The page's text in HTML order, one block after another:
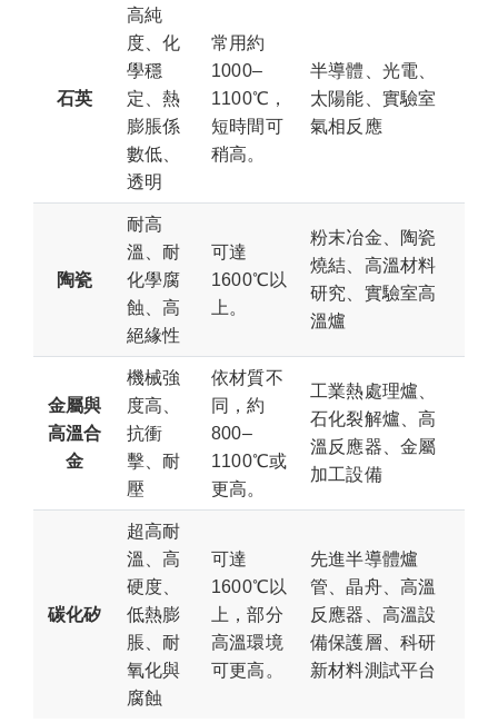
石英
高純
度、化
學穩
定、熱
膨脹係
數低、
透明
常用約
1000–
1100℃，
短時間可
稍高。
半導體、光電、
太陽能、實驗室
氣相反應
陶瓷
耐高
溫、耐
化學腐
蝕、高
絕緣性
可達
1600℃以
上。
粉末冶金、陶瓷
燒結、高溫材料
研究、實驗室高
溫爐
金屬與
高溫合
金
機械強
度高、
抗衝
擊、耐
壓
依材質不
同，約
800–
1100℃或
更高。
工業熱處理爐、
石化裂解爐、高
溫反應器、金屬
加工設備
碳化矽
超高耐
溫、高
硬度、
低熱膨
脹、耐
氧化與
腐蝕
可達
1600℃以
上，部分
高溫環境
可更高。
先進半導體爐
管、晶舟、高溫
反應器、高溫設
備保護層、科研
新材料測試平台